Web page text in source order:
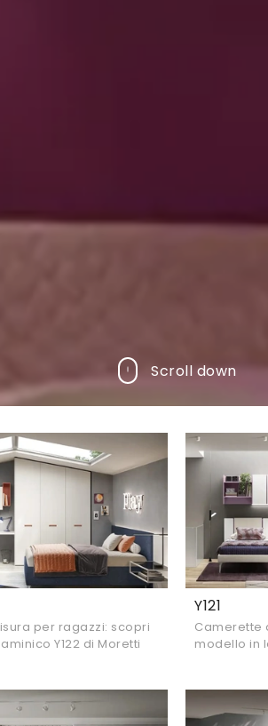
Scroll down
per ragazzi: scopri
Y122 di Moretti
Y121
Camerette
modello in